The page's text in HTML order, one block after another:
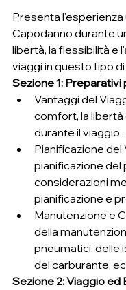
Presenta
Capodanno durante
libertà, la flessibilità e
viaggi in questo tipo
Sezione 1: Preparativi
Vantaggi del
comfort, la
durante il viaggio.
Pianificazione
pianificazione del
considerazioni
pianificazione e
Manutenzione e
della
pneumatici, delle
del carburante,
Sezione 2: Viaggio ed